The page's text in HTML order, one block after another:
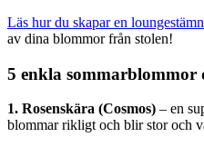
Läs hur du skapar en
av dina blommor från stolen!
5 enkla
1. Rosenskära (Cosmos) – en
blommar rikligt och blir stor och